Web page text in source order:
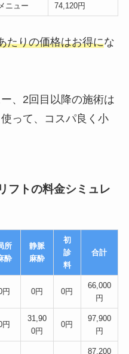
ニュー 74,120円
たりの価格はお得にな
、2回目以降の施術は
って、コスパ良く小
フトの料金シミュレ
所
酔
静脈
麻酔
初
診
料
合計
円 0円 0円
66,000
円
円
31,90
0円
0円
97,900
円
87,200